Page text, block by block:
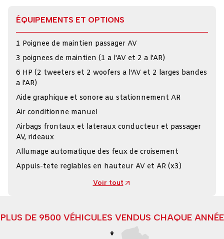
ÉQUIPEMENTS ET OPTIONS
1 Poignee de maintien passager AV
3 poignees de maintien (1 a l'AV et 2 a l'AR)
6 HP (2 tweeters et 2 woofers a l'AV et 2 larges bandes
a l'AR)
Aide graphique et sonore au stationnement AR
Air conditionne manuel
Airbags frontaux et lateraux conducteur et passager
AV, rideaux
Allumage automatique des feux de croisement
Appuis-tete reglables en hauteur AV et AR (x3)
Voir tout
PLUS DE 9500 VÉHICULES VENDUS CHAQUE ANNÉE